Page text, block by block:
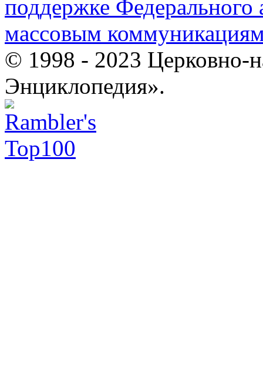
поддержке Федерального
массовым
© 1998 - 2023 Церковно-
Энциклопедия».